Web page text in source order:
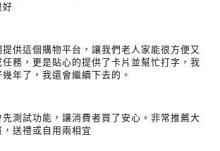
好
提供這個購物平台，讓我們老人家能很方便又
任務，更是貼心的提供了卡片並幫忙打字，我
年了，我還會繼續下去的。
先測試功能，讓消費者買了安心。非常推薦大
，送禮或自用兩相宜